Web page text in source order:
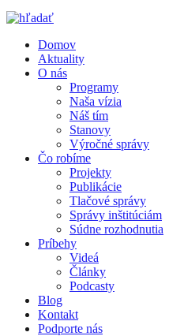
Domov
Aktuality
O nás
Programy
Naša vízia
Náš tím
Stanovy
Výročné správy
Čo robíme
Projekty
Publikácie
Tlačové správy
Správy inštitúciám
Súdne rozhodnutia
Príbehy
Videá
Články
Podcasty
Blog
Kontakt
Podporte nás